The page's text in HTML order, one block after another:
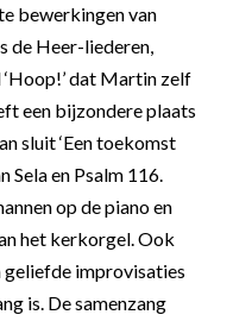
bewerkingen van
de Heer-liederen,
dat Martin zelf
een bijzondere plaats
sluit ‘Een toekomst
Sela en Psalm 116.
op de piano en
het kerkorgel. Ook
geliefde improvisaties
is. De samenzang